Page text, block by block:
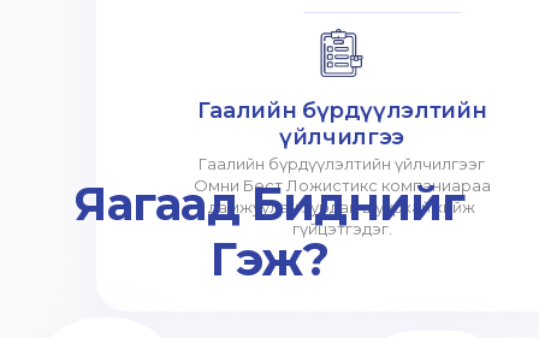
Гаалийн бүрдүүлэлтийн
үйлчилгээ
Гаалийн бүрдүүлэлтийн үйлчилгээг
Омни Бест Ложистикс компаниараа
дамжуулан хурдан шуурхай хийж
гүйцэтгэдэг.
Яагаад Биднийг
Гэж?